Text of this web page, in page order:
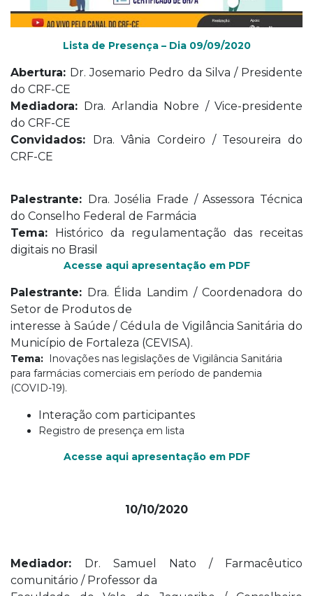
Lista de Presença – Dia 09/09/2020
Abertura: Dr. Josemario Pedro da Silva / Presidente
do CRF-CE
Mediadora:
Dra. Arlandia Nobre / Vice-presidente
do CRF-CE
Convidados:
Dra. Vânia Cordeiro / Tesoureira do
CRF-CE
Palestrante: Dra.Josélia Frade /Assessora Técnica
do Conselho Federal de Farmácia
Tema:
Histórico da regulamentação das receitas
digitais no Brasil
Acesse aqui apresentação em PDF
Palestrante: Dra. Élida Landim / Coordenadora do
Setor de Produtos de
interesse à Saúde / Cédula de Vigilância Sanitária do
Município de Fortaleza (CEVISA).
Tema:
Inovações nas legislações de Vigilância Sanitária
para farmácias comerciais em período de pandemia
(COVID-19).
Interação com participantes
Registro de presença em lista
Acesse aqui apresentação em PDF
10/10/2020
Mediador:
Dr. Samuel Nato / Farmacêutico
comunitário / Professor da